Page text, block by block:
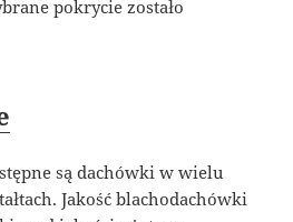
pokrycie zostało
są dachówki w wielu
Jakość blachodachówki